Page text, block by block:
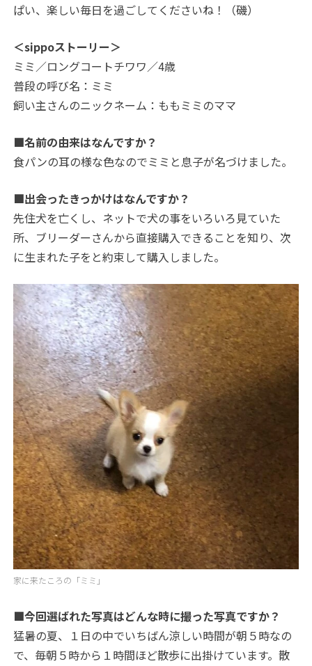
ぱい、楽しい毎日を過ごしてくださいね！（磯）
＜sippoストーリー＞
ミミ／ロングコートチワワ／4歳
普段の呼び名：ミミ
飼い主さんのニックネーム：ももミミのママ
■名前の由来はなんですか？
食パンの耳の様な色なのでミミと息子が名づけました。
■出会ったきっかけはなんですか？
先住犬を亡くし、ネットで犬の事をいろいろ見ていた
所、ブリーダーさんから直接購入できることを知り、次
に生まれた子をと約束して購入しました。
家に来たころの「ミミ」
■今回選ばれた写真はどんな時に撮った写真ですか？
猛暑の夏、１日の中でいちばん涼しい時間が朝５時なの
で、毎朝５時から１時間ほど散歩に出掛けています。散